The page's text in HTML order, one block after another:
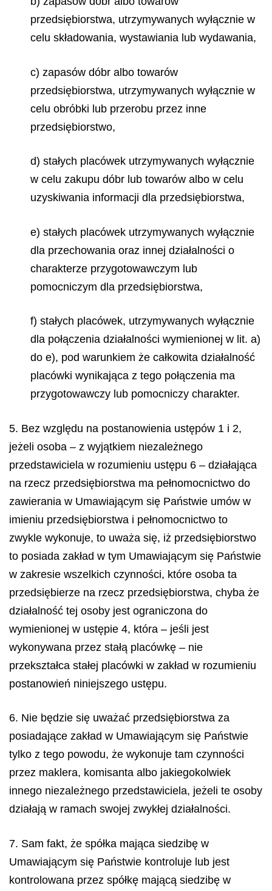
przedsiębiorstwa, utrzymywanych wyłącznie w
celu składowania, wystawiania lub wydawania,
c) zapasów dóbr albo towarów
przedsiębiorstwa, utrzymywanych wyłącznie w
celu obróbki lub przerobu przez inne
przedsiębiorstwo,
d) stałych placówek utrzymywanych wyłącznie
w celu zakupu dóbr lub towarów albo w celu
uzyskiwania informacji dla przedsiębiorstwa,
e) stałych placówek utrzymywanych wyłącznie
dla przechowania oraz innej działalności o
charakterze przygotowawczym lub
pomocniczym dla przedsiębiorstwa,
f) stałych placówek, utrzymywanych wyłącznie
dla połączenia działalności wymienionej w lit. a)
do e), pod warunkiem że całkowita działalność
placówki wynikająca z tego połączenia ma
przygotowawczy lub pomocniczy charakter.
5. Bez względu na postanowienia ustępów 1 i 2,
jeżeli osoba – z wyjątkiem niezależnego
przedstawiciela w rozumieniu ustępu 6 – działająca
na rzecz przedsiębiorstwa ma pełnomocnictwo do
zawierania w Umawiającym się Państwie umów w
imieniu przedsiębiorstwa i pełnomocnictwo to
zwykle wykonuje, to uważa się, iż przedsiębiorstwo
to posiada zakład w tym Umawiającym się Państwie
w zakresie wszelkich czynności, które osoba ta
przedsiębierze na rzecz przedsiębiorstwa, chyba że
działalność tej osoby jest ograniczona do
wymienionej w ustępie 4, która – jeśli jest
wykonywana przez stałą placówkę – nie
przekształca stałej placówki w zakład w rozumieniu
postanowień niniejszego ustępu.
6. Nie będzie się uważać przedsiębiorstwa za
posiadające zakład w Umawiającym się Państwie
tylko z tego powodu, że wykonuje tam czynności
przez maklera, komisanta albo jakiegokolwiek
innego niezależnego przedstawiciela, jeżeli te osoby
działają w ramach swojej zwykłej działalności.
7. Sam fakt, że spółka mająca siedzibę w
Umawiającym się Państwie kontroluje lub jest
kontrolowana przez spółkę mającą siedzibę w